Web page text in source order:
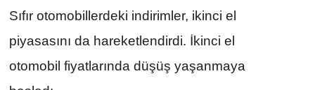
Sıfır otomobillerdeki indirimler, ikinci el
piyasasını da hareketlendirdi. İkinci el
otomobil fiyatlarında düşüş yaşanmaya